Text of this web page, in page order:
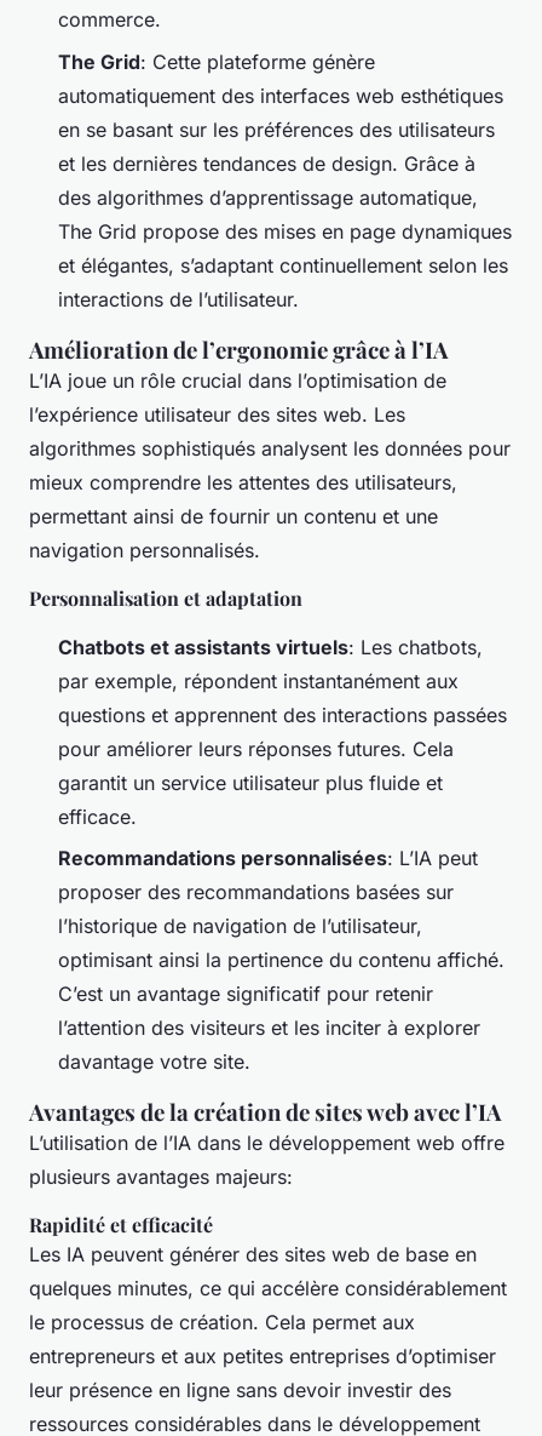
commerce.
The Grid: Cette plateforme génère
automatiquement des interfaces web esthétiques
en se basant sur les préférences des utilisateurs
et les dernières tendances de design. Grâce à
des algorithmes d’apprentissage automatique,
The Grid propose des mises en page dynamiques
et élégantes, s’adaptant continuellement selon les
interactions de l’utilisateur.
Amélioration de l’ergonomie grâce à l’IA
L’IA joue un rôle crucial dans l’optimisation de
l’expérience utilisateur des sites web. Les
algorithmes sophistiqués analysent les données pour
mieux comprendre les attentes des utilisateurs,
permettant ainsi de fournir un contenu et une
navigation personnalisés.
Personnalisation et adaptation
Chatbots et assistants virtuels: Les chatbots,
par exemple, répondent instantanément aux
questions et apprennent des interactions passées
pour améliorer leurs réponses futures. Cela
garantit un service utilisateur plus fluide et
efficace.
Recommandations personnalisées: L’IA peut
proposer des recommandations basées sur
l’historique de navigation de l’utilisateur,
optimisant ainsi la pertinence du contenu affiché.
C’est un avantage significatif pour retenir
l’attention des visiteurs et les inciter à explorer
davantage votre site.
Avantages de la création de sites web avec l’IA
L’utilisation de l’IA dans le développement web offre
plusieurs avantages majeurs:
Rapidité et efficacité
Les IA peuvent générer des sites web de base en
quelques minutes, ce qui accélère considérablement
le processus de création. Cela permet aux
entrepreneurs et aux petites entreprises d’optimiser
leur présence en ligne sans devoir investir des
ressources considérables dans le développement